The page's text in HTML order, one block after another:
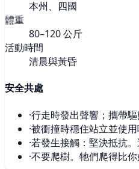
本州、四國
體重
80–120 公斤
活動時間
清晨與黃昏
安全共處
·行走時發出聲響；攜帶
·被衝撞時穩住站立並使
·若發生接觸：堅決抵抗
·不要爬樹。牠們爬得比